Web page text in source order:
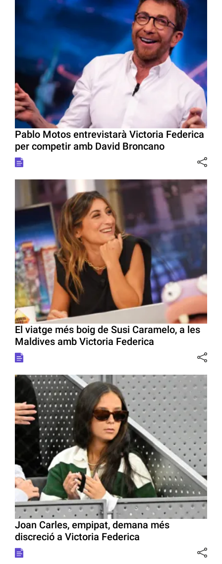
Pablo Motos entrevistarà Victoria Federica
per competir amb David Broncano
El viatge més boig de Susi Caramelo, a les
Maldives amb Victoria Federica
Joan Carles, empipat, demana més
discreció a Victoria Federica